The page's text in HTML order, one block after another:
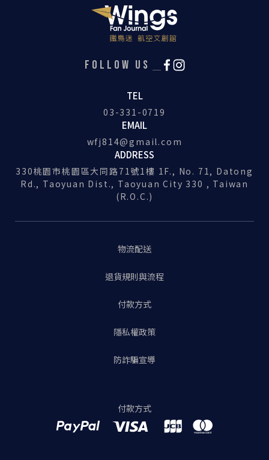
TEL
03-331-0719
EMAIL
wfj814@gmail.com
ADDRESS
330桃園市桃園區大同路71號1樓 1F., No. 71, Datong
Rd., Taoyuan Dist., Taoyuan City 330 , Taiwan
(R.O.C.)
付款方式
物流配送
退貨規則與流程
付款方式
隱私權政策
防詐騙宣導
FOLLOW US